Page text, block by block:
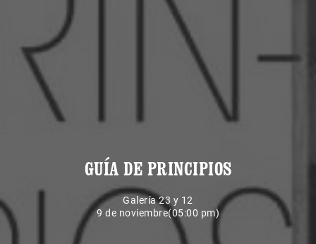
GUÍA DE PRINCIPIOS
Galería 23 y 12
9 de noviembre(05:00 pm)